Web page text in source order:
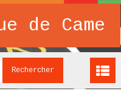
de Came